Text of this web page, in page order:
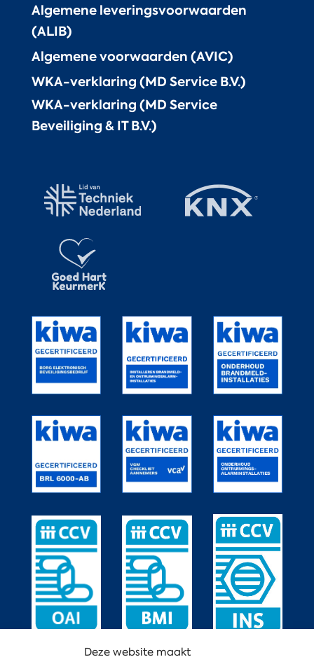
Deze website maakt
Algemene leveringsvoorwaarden
(ALIB)
Algemene voorwaarden (AVIC)
WKA-verklaring (MD Service B.V.)
WKA-verklaring (MD Service
Beveiliging & IT B.V.)